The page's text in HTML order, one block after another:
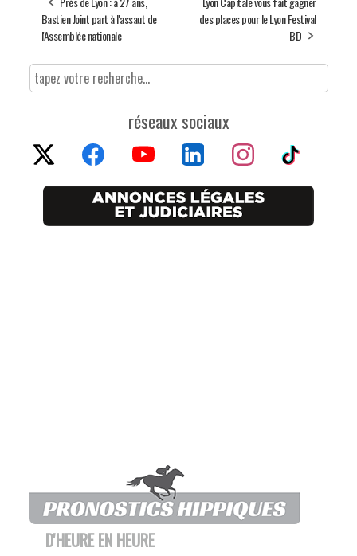
Bastien Joint part à l'assaut de
l'Assemblée nationale
des places pour le Lyon Festival
BD
réseaux sociaux
D'HEURE EN HEURE